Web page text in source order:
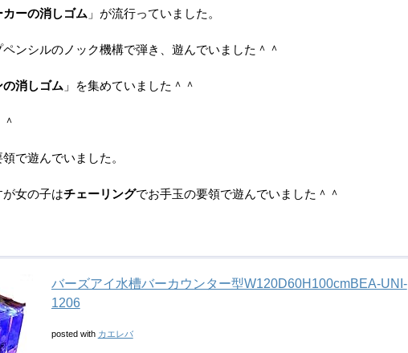
カーの消しゴム 」が流行っていました。
ンシルのノック機構で弾き、遊んでいました＾＾
消しゴム 」を集めていました＾＾
で遊んでいました。
女の子はチェーリングでお手玉の要領で遊んでいました＾＾
バーズアイ水槽バーカウンター型W120D60H100cmBEA-UNI-
1206
posted with カエレバ